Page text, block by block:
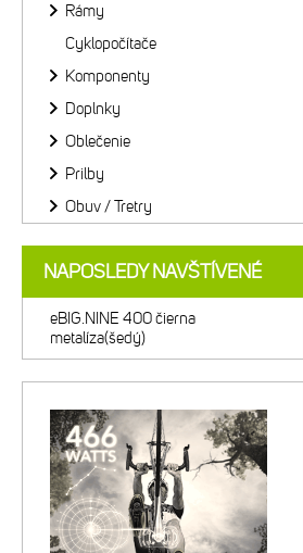
Rámy
Cyklopočítače
Komponenty
Doplnky
Oblečenie
Prilby
Obuv / Tretry
NAPOSLEDY NAVŠTÍVENÉ
eBIG.NINE 400 čierna
metalíza(šedý)